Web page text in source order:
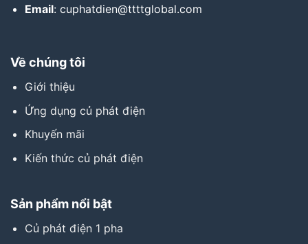
Email: cuphatdien@ttttglobal.com
Về chúng tôi
Giới thiệu
Ứng dụng củ phát điện
Khuyến mãi
Kiến thức củ phát điện
Sản phẩm nổi bật
Củ phát điện 1 pha